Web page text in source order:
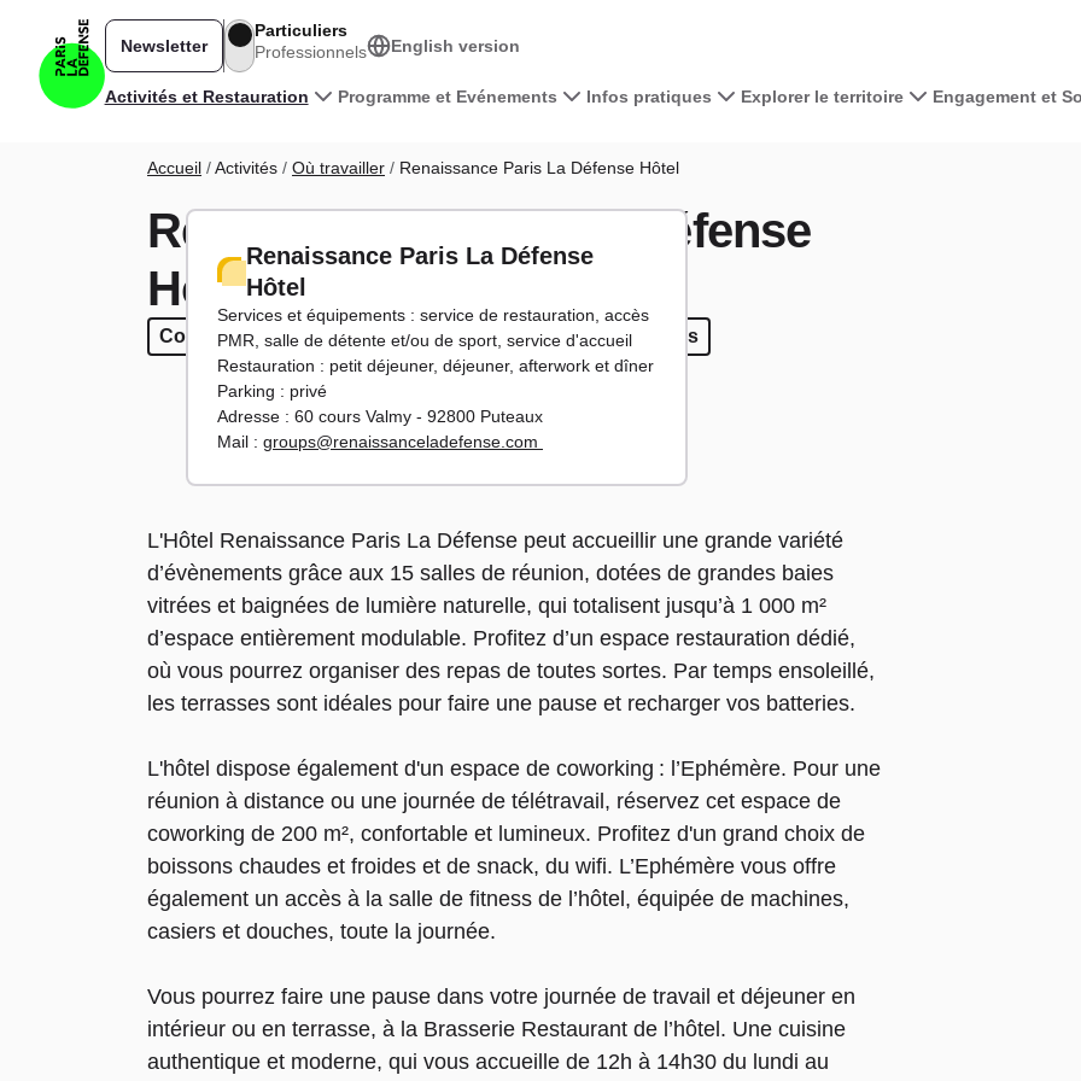
Navigation principale
Activités et Restauration Programme et Evénements Infos pratiques Explorer le territoire Engagement et
Newsletter
Particuliers
Professionnels
English version
Fil d'Ariane
Accueil Activités Où travailler Renaissance Paris La Défense Hôtel
Renaissance Paris La Défense
Hôtel
Coworking Séminaires Entre 150 et 500 personnes
Coworking Séminaires Entre 150 et 500 personnes
Renaissance Paris La Défense
Hôtel
Services et équipements : service de restauration, accès
PMR, salle de détente et/ou de sport, service d'accueil
Restauration : petit déjeuner, déjeuner, afterwork et dîner
Parking : privé
Adresse : 60 cours Valmy - 92800 Puteaux
Mail : groups@renaissanceladefense.com
L'Hôtel Renaissance Paris La Défense peut accueillir une grande variété
d’évènements grâce aux 15 salles de réunion, dotées de grandes baies
vitrées et baignées de lumière naturelle, qui totalisent jusqu’à 1 000 m²
d’espace entièrement modulable. Profitez d’un espace restauration dédié,
où vous pourrez organiser des repas de toutes sortes. Par temps ensoleillé,
les terrasses sont idéales pour faire une pause et recharger vos batteries.
L'hôtel dispose également d'un espace de coworking : l’Ephémère. Pour une
réunion à distance ou une journée de télétravail, réservez cet espace de
coworking de 200 m², confortable et lumineux. Profitez d'un grand choix de
boissons chaudes et froides et de snack, du wifi. L’Ephémère vous offre
également un accès à la salle de fitness de l’hôtel, équipée de machines,
casiers et douches, toute la journée.
Vous pourrez faire une pause dans votre journée de travail et déjeuner en
intérieur ou en terrasse, à la Brasserie Restaurant de l’hôtel. Une cuisine
authentique et moderne, qui vous accueille de 12h à 14h30 du lundi au